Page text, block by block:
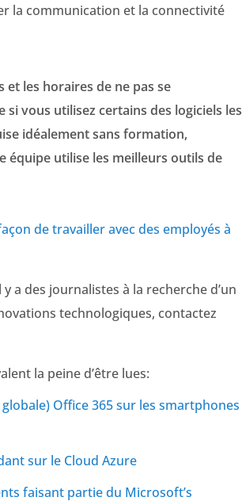
la communication et la connectivité
et les horaires de ne pas se
vous utilisez certains des logiciels les
idéalement sans formation,
utilise les meilleurs outils de
de travailler avec des employés à
a des journalistes à la recherche d’un
technologiques, contactez
la peine d’être lues:
Office 365 sur les smartphones
sur le Cloud Azure
faisant partie du Microsoft’s